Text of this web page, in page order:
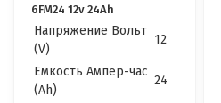
6FM24 12v 24Ah
Напряжение Вольт
(V)
12
Емкость Ампер-час
(Ah)
24